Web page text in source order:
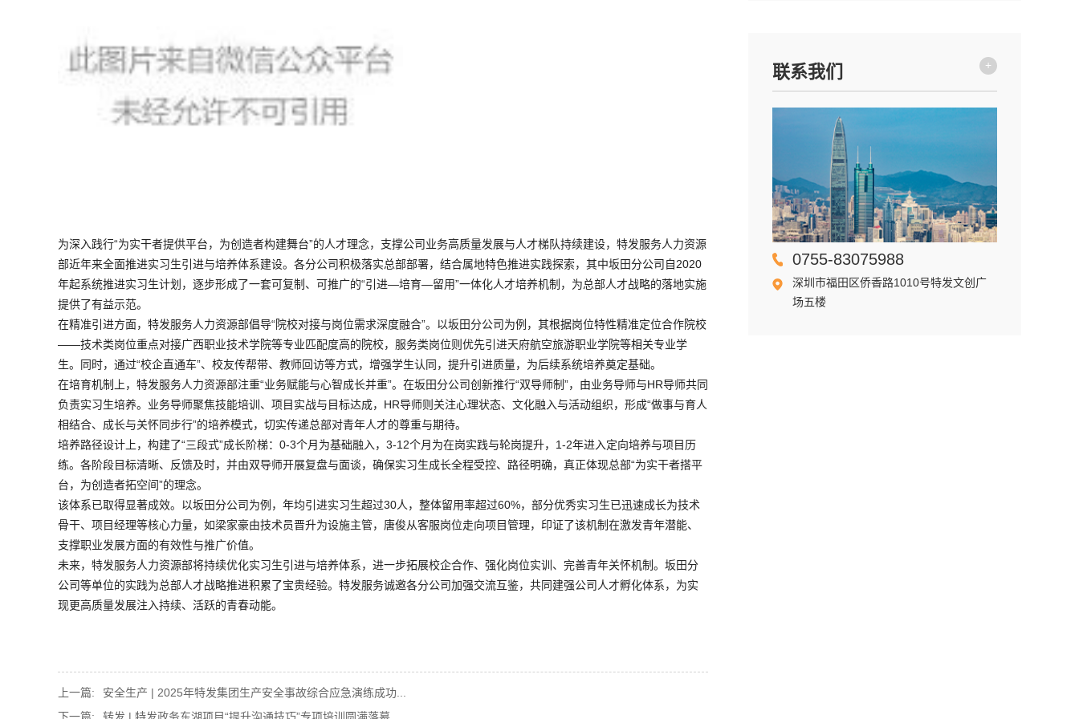
为深入践行“为实干者提供平台，为创造者构建舞台”的人才理念，支撑公司业务高质量发展与人才梯队持续建设，特发服务人力资源
部近年来全面推进实习生引进与培养体系建设。各分公司积极落实总部部署，结合属地特色推进实践探索，其中坂田分公司自2020
年起系统推进实习生计划，逐步形成了一套可复制、可推广的“引进—培育—留用”一体化人才培养机制，为总部人才战略的落地实施
提供了有益示范。
在精准引进方面，特发服务人力资源部倡导“院校对接与岗位需求深度融合”。以坂田分公司为例，其根据岗位特性精准定位合作院校
——技术类岗位重点对接广西职业技术学院等专业匹配度高的院校，服务类岗位则优先引进天府航空旅游职业学院等相关专业学
生。同时，通过“校企直通车”、校友传帮带、教师回访等方式，增强学生认同，提升引进质量，为后续系统培养奠定基础。
在培育机制上，特发服务人力资源部注重“业务赋能与心智成长并重”。在坂田分公司创新推行“双导师制”，由业务导师与HR导师共同
负责实习生培养。业务导师聚焦技能培训、项目实战与目标达成，HR导师则关注心理状态、文化融入与活动组织，形成“做事与育人
相结合、成长与关怀同步行”的培养模式，切实传递总部对青年人才的尊重与期待。
培养路径设计上，构建了“三段式”成长阶梯：0-3个月为基础融入，3-12个月为在岗实践与轮岗提升，1-2年进入定向培养与项目历
练。各阶段目标清晰、反馈及时，并由双导师开展复盘与面谈，确保实习生成长全程受控、路径明确，真正体现总部“为实干者搭平
台，为创造者拓空间”的理念。
该体系已取得显著成效。以坂田分公司为例，年均引进实习生超过30人，整体留用率超过60%，部分优秀实习生已迅速成长为技术
骨干、项目经理等核心力量，如梁家豪由技术员晋升为设施主管，唐俊从客服岗位走向项目管理，印证了该机制在激发青年潜能、
支撑职业发展方面的有效性与推广价值。
未来，特发服务人力资源部将持续优化实习生引进与培养体系，进一步拓展校企合作、强化岗位实训、完善青年关怀机制。坂田分
公司等单位的实践为总部人才战略推进积累了宝贵经验。特发服务诚邀各分公司加强交流互鉴，共同建强公司人才孵化体系，为实
现更高质量发展注入持续、活跃的青春动能。
上一篇:
安全生产 | 2025年特发集团生产安全事故综合应急演练成功...
联系我们 +
0755-83075988
深圳市福田区侨香路1010号特发文创广
场五楼